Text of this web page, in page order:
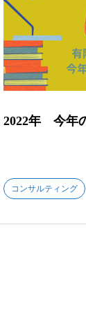
2022年 今年
コンサルティング